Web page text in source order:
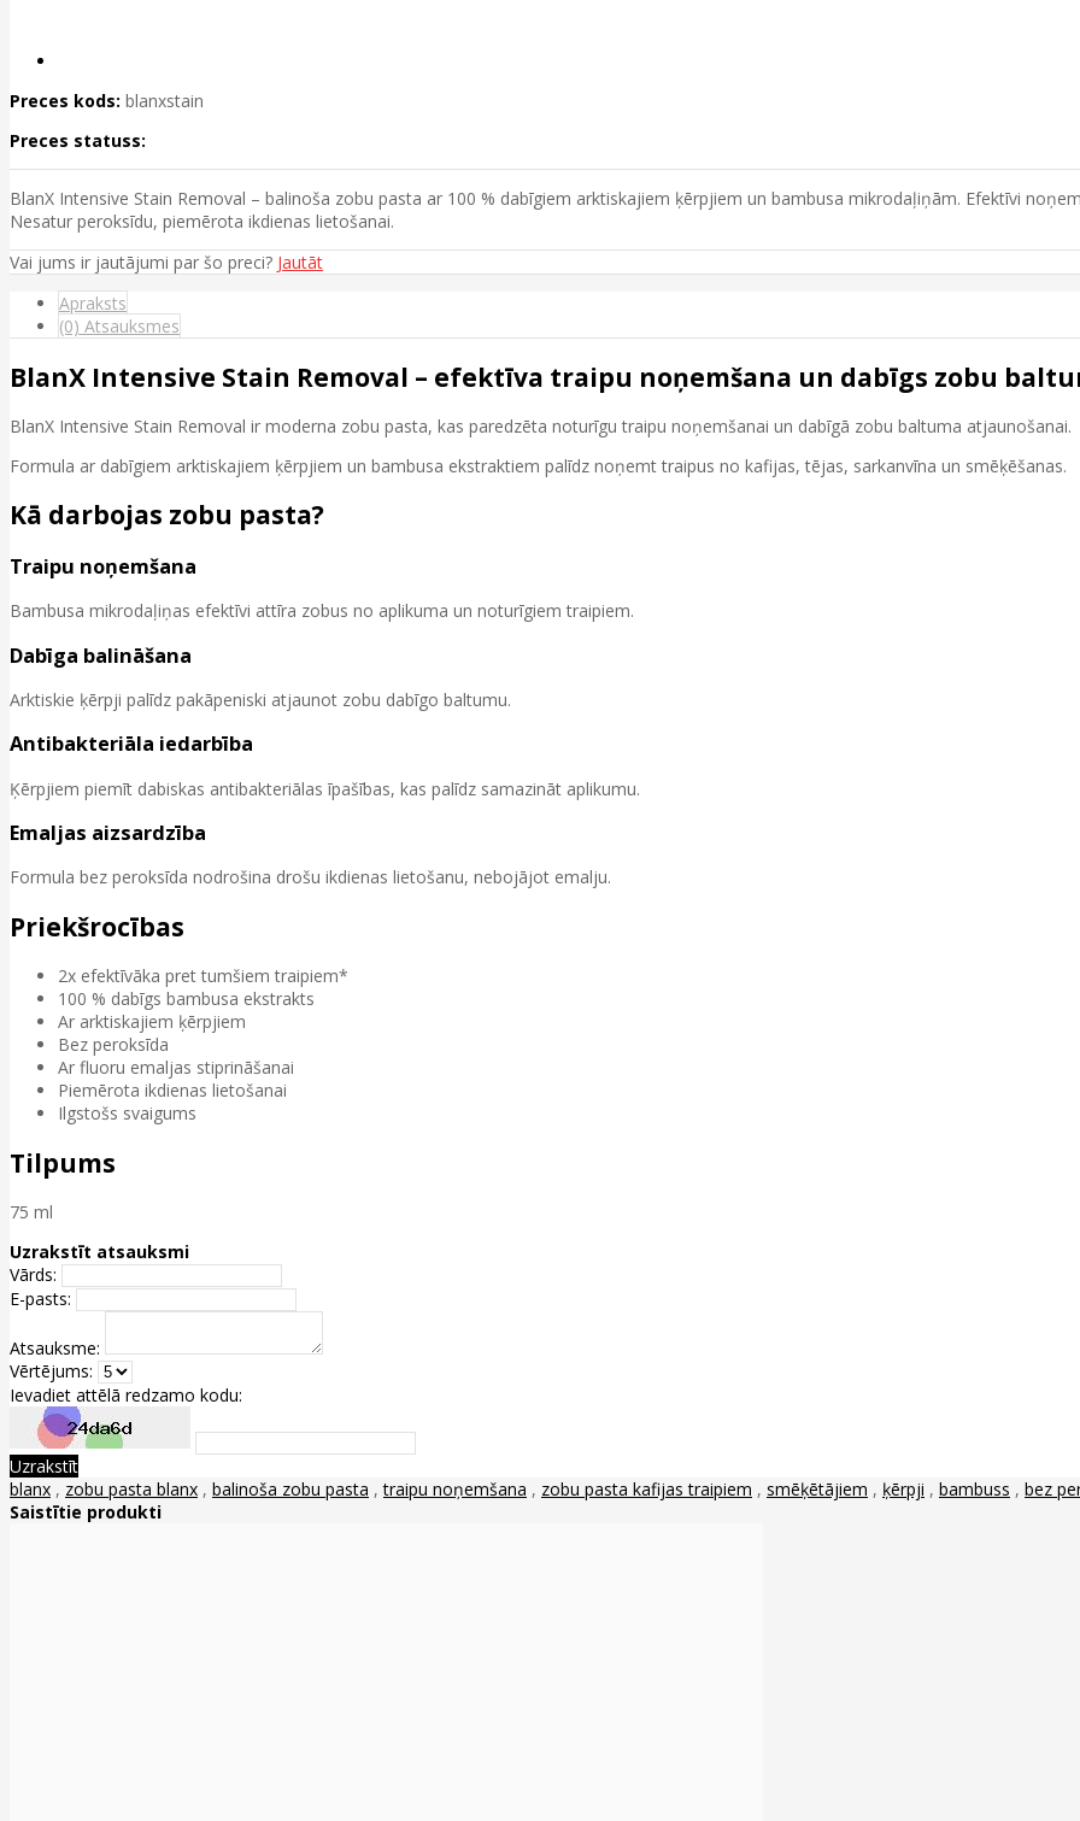
Preces kods: blanxstain
Preces statuss:
BlanX Intensive Stain Removal – balinoša zobu pasta ar 100 % dabīgiem arktiskajiem ķērpjiem un bambusa mikrodaļiņām. Efektīvi
Nesatur peroksīdu, piemērota ikdienas lietošanai.
Vai jums ir jautājumi par šo preci? Jautāt
Apraksts
(0) Atsauksmes
BlanX Intensive Stain Removal – efektīva traipu noņemšana un dabīgs zobu
BlanX Intensive Stain Removal ir moderna zobu pasta, kas paredzēta noturīgu traipu noņemšanai un dabīgā zobu baltuma atjaunošanai.
Formula ar dabīgiem arktiskajiem ķērpjiem un bambusa ekstraktiem palīdz noņemt traipus no kafijas, tējas, sarkanvīna un smēķēšanas.
Kā darbojas zobu pasta?
Traipu noņemšana
Bambusa mikrodaļiņas efektīvi attīra zobus no aplikuma un noturīgiem traipiem.
Dabīga balināšana
Arktiskie ķērpji palīdz pakāpeniski atjaunot zobu dabīgo baltumu.
Antibakteriāla iedarbība
Ķērpjiem piemīt dabiskas antibakteriālas īpašības, kas palīdz samazināt aplikumu.
Emaljas aizsardzība
Formula bez peroksīda nodrošina drošu ikdienas lietošanu, nebojājot emalju.
Priekšrocības
2x efektīvāka pret tumšiem traipiem*
100 % dabīgs bambusa ekstrakts
Ar arktiskajiem ķērpjiem
Bez peroksīda
Ar fluoru emaljas stiprināšanai
Piemērota ikdienas lietošanai
Ilgstošs svaigums
Tilpums
75 ml
Uzrakstīt atsauksmi
Vārds:
E-pasts:
Atsauksme:
Vērtējums:
Ievadiet attēlā redzamo kodu:
Uzrakstīt
blanx , zobu pasta blanx , balinoša zobu pasta ,traipu noņemšana , zobu pasta kafijas traipiem , smēķētājiem , ķērpji , bambuss , bez
Saistītie produkti